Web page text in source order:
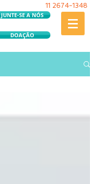
11 2674-1348
JUNTE-SE A NÓS
DOAÇÃO